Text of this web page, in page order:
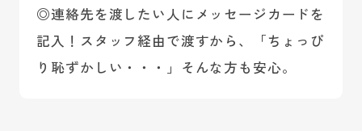
◎連絡先を渡したい人にメッセージカードを
記入！スタッフ経由で渡すから、「ちょっぴ
り恥ずかしい・・・」そんな方も安心。